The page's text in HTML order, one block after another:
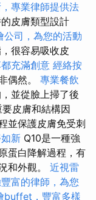
專業律師提供法
皮膚類型設計
公司，為您的活動
很容易吸收皮
充滿創意 經絡按
偶然。 專業餐飲
並從臉上掃了後
皮膚和結構因
並保護皮膚免受刺
新 Q10是一種強
蛋白降解過程，有
和外觀。 近視雷
富的律師，為您
buffet，豐富多樣